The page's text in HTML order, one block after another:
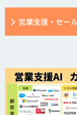
営業支援・セー